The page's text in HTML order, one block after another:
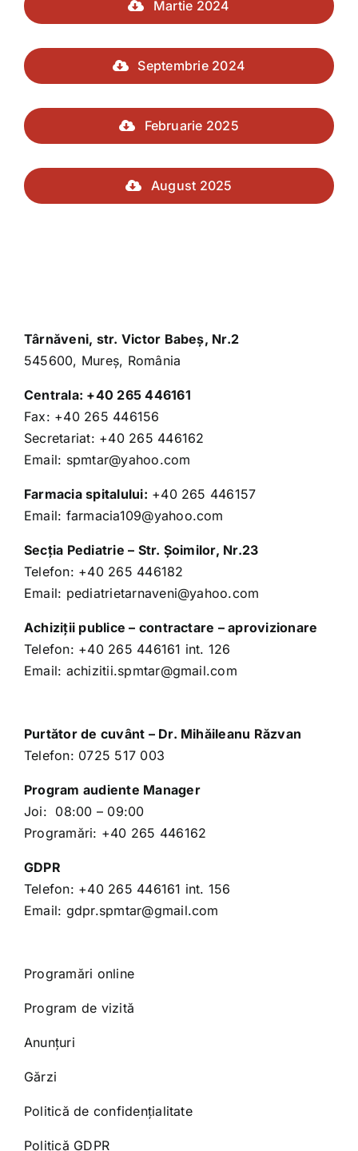
Martie 2024
Septembrie 2024
Februarie 2025
August 2025
Târnăveni, str. Victor Babeş, Nr.2
545600, Mureş, România
Centrala: +40 265 446161
Fax: +40 265 446156
Secretariat: +40 265 446162
Email: spmtar@yahoo.com
Farmacia spitalului: +40 265 446157
Email: farmacia109@yahoo.com
Secţia Pediatrie – Str. Şoimilor, Nr.23
Telefon: +40 265 446182
Email: pediatrietarnaveni@yahoo.com
Achiziții publice – contractare – aprovizionare
Telefon: +40 265 446161 int. 126
Email: achizitii.spmtar@gmail.com
Purtător de cuvânt – Dr. Mihăileanu Răzvan
Telefon: 0725 517 003
Program audiente Manager
Joi: 08:00 – 09:00
Programări: +40 265 446162
GDPR
Telefon: +40 265 446161 int. 156
Email: gdpr.spmtar@gmail.com
Programări online
Program de vizită
Anunțuri
Gărzi
Politică de confidențialitate
Politică GDPR